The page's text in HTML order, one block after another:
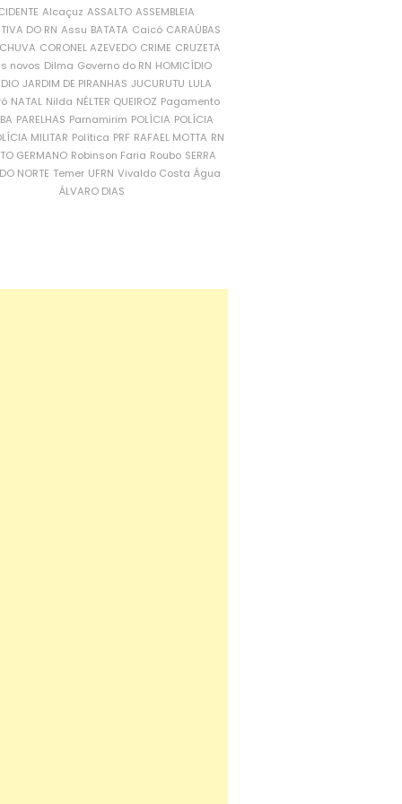
Alcaçuz ASSALTO ASSEMBLEIA
DO RN Assu BATATA Caicó CARAÚBAS
CORONEL AZEVEDO CRIME CRUZETA
novos Dilma Governo do RN HOMICÍDIO
JARDIM DE PIRANHAS JUCURUTU LULA
NATAL Nilda NÉLTER QUEIROZ Pagamento
PARELHAS Parnamirim POLÍCIA POLÍCIA
MILITAR Política PRF RAFAEL MOTTA RN
GERMANO Robinson Faria Roubo SERRA
NORTE Temer UFRN Vivaldo Costa Água
ÁLVARO DIAS